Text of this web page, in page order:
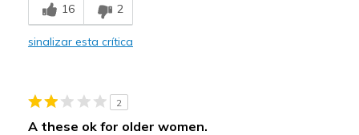
Comfortable
Casual Wear
16 2
sinalizar esta crítica
2
A these ok for older women.